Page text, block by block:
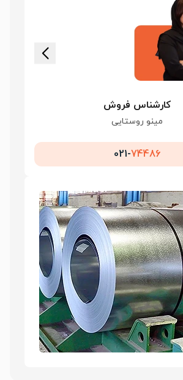
کارشناس فروش
مینو روستایی
021-74486